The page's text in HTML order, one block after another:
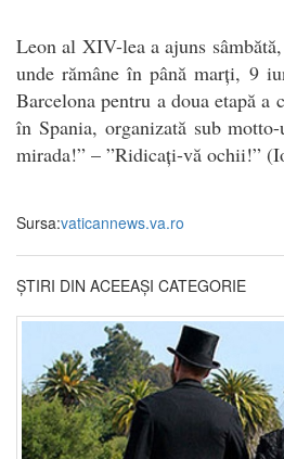
Leon al XIV-lea a ajuns
unde rămâne în până marți, 9
Barcelona pentru a doua etapă a
în Spania, organizată sub
mirada!” – ”Ridicați-vă ochii!”
Sursa:vaticannews.va.ro
ȘTIRI DIN ACEEAȘI CATEGORIE